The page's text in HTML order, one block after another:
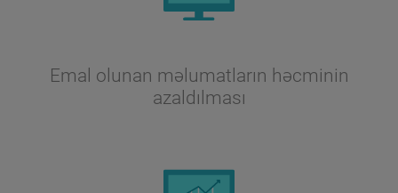
Emal olunan məlumatların həcminin
azaldılması